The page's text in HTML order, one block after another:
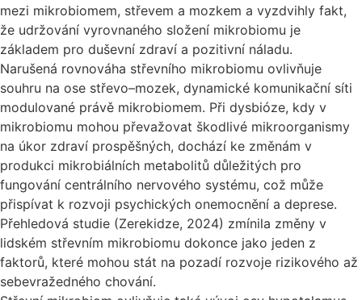
mezi mikrobiomem, střevem a mozkem a vyzdvihly fakt,
že udržování vyrovnaného složení mikrobiomu je
základem pro duševní zdraví a pozitivní náladu.
Narušená rovnováha střevního mikrobiomu ovlivňuje
souhru na ose střevo–mozek, dynamické komunikační síti
modulované právě mikrobiomem. Při dysbióze, kdy v
mikrobiomu mohou převažovat škodlivé mikroorganismy
na úkor zdraví prospěšných, dochází ke změnám v
produkci mikrobiálních metabolitů důležitých pro
fungování centrálního nervového systému, což může
přispívat k rozvoji psychických onemocnění a deprese.
Přehledová studie (Zerekidze, 2024) zmínila změny v
lidském střevním mikrobiomu dokonce jako jeden z
faktorů, které mohou stát na pozadí rozvoje rizikového až
sebevražedného chování.